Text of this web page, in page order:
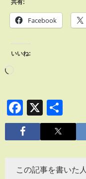
共有:
Facebook
いいね:
Facebook
X
有
この記事を書いた人